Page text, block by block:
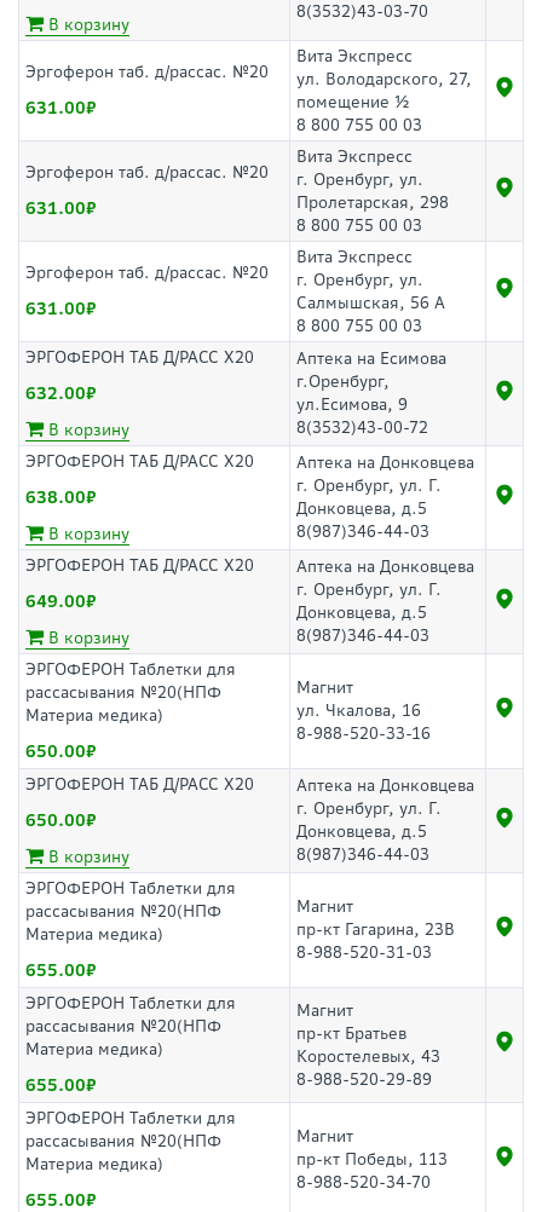
В корзину
8(3532)43-03-70
Эргоферон таб. д/рассас. №20
631.00
Вита Экспресс
ул. Володарского, 27,
помещение ½
8 800 755 00 03
Эргоферон таб. д/рассас. №20
631.00
Вита Экспресс
г. Оренбург, ул.
Пролетарская, 298
8 800 755 00 03
Эргоферон таб. д/рассас. №20
631.00
Вита Экспресс
г. Оренбург, ул.
Салмышская, 56 А
8 800 755 00 03
ЭРГОФЕРОН ТАБ Д/РАСС Х20
632.00
В корзину
Аптека на Есимова
г.Оренбург,
ул.Есимова, 9
8(3532)43-00-72
ЭРГОФЕРОН ТАБ Д/РАСС Х20
638.00
В корзину
Аптека на Донковцева
г. Оренбург, ул. Г.
Донковцева, д.5
8(987)346-44-03
ЭРГОФЕРОН ТАБ Д/РАСС Х20
649.00
В корзину
Аптека на Донковцева
г. Оренбург, ул. Г.
Донковцева, д.5
8(987)346-44-03
ЭРГОФЕРОН Таблетки для
рассасывания №20(НПФ
Материа медика)
650.00
Магнит
ул. Чкалова, 16
8-988-520-33-16
ЭРГОФЕРОН ТАБ Д/РАСС Х20
650.00
В корзину
Аптека на Донковцева
г. Оренбург, ул. Г.
Донковцева, д.5
8(987)346-44-03
ЭРГОФЕРОН Таблетки для
рассасывания №20(НПФ
Материа медика)
655.00
Магнит
пр-кт Гагарина, 23В
8-988-520-31-03
ЭРГОФЕРОН Таблетки для
рассасывания №20(НПФ
Материа медика)
655.00
Магнит
пр-кт Братьев
Коростелевых, 43
8-988-520-29-89
ЭРГОФЕРОН Таблетки для
рассасывания №20(НПФ
Материа медика)
655.00
Магнит
пр-кт Победы, 113
8-988-520-34-70